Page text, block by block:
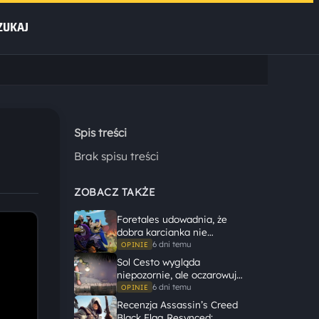
Spis treści
Brak spisu treści
ZOBACZ TAKŻE
Foretales udowadnia, że
dobra karcianka nie
potrzebuje wielkiego
świata, żeby opowiedzieć
dużą historię
OPINIE 6 dni temu
Sol Cesto wygląda
niepozornie, ale oczarowuje
gameplayem
OPINIE 6 dni temu
Recenzja Assassin’s Creed